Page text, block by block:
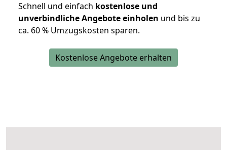
Schnell und einfach kostenlose und
unverbindliche Angebote einholen und bis zu
ca. 60 % Umzugskosten sparen.
Kostenlose Angebote erhalten